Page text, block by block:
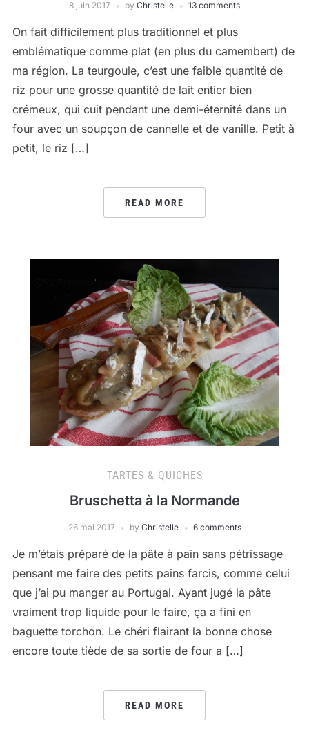
8 juin 2017 by Christelle 13 comments
On fait difficilement plus traditionnel et plus
emblématique comme plat (en plus du camembert) de
ma région. La teurgoule, c’est une faible quantité de
riz pour une grosse quantité de lait entier bien
crémeux, qui cuit pendant une demi-éternité dans un
four avec un soupçon de cannelle et de vanille. Petit à
petit, le riz […]
READ MORE
TARTES & QUICHES
Bruschetta à la Normande
26 mai 2017 by Christelle 6 comments
Je m’étais préparé de la pâte à pain sans pétrissage
pensant me faire des petits pains farcis, comme celui
que j’ai pu manger au Portugal. Ayant jugé la pâte
vraiment trop liquide pour le faire, ça a fini en
baguette torchon. Le chéri flairant la bonne chose
encore toute tiède de sa sortie de four a […]
READ MORE